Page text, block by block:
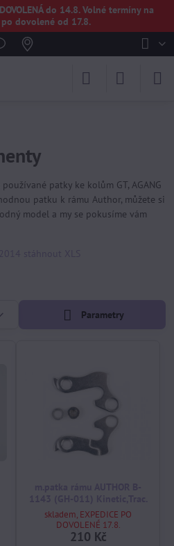
DOVOLENÁ do 14.8. Volné termíny na
dovolené od 17.8.
patky ke kolům GT, AGANG
patku k rámu Author, můžete si
model a my se pokusíme vám
Parametry
skladem, EXPEDICE PO
DOVOLENÉ 17.8.
210 Kč